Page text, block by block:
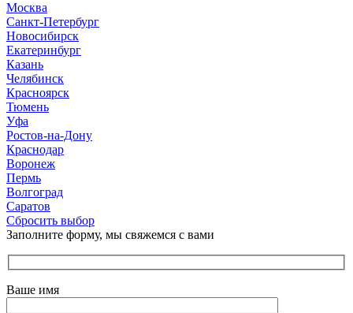
Москва
Санкт-Петербург
Новосибирск
Екатеринбург
Казань
Челябинск
Красноярск
Тюмень
Уфа
Ростов-на-Дону
Краснодар
Воронеж
Пермь
Волгоград
Саратов
Сбросить выбор
Заполните форму, мы свяжемся с вами
Ваше имя